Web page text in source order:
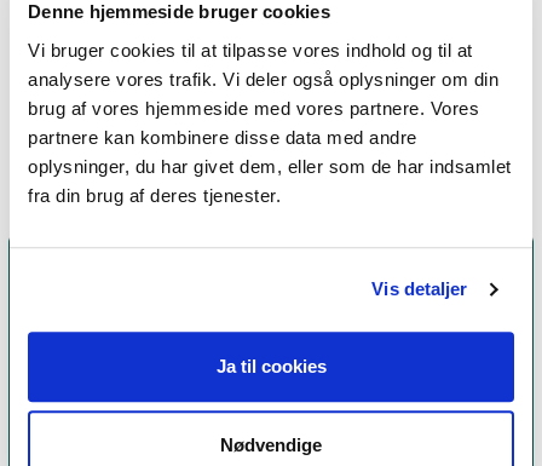
Denne hjemmeside bruger cookies
Vi bruger cookies til at tilpasse vores indhold og til at
analysere vores trafik. Vi deler også oplysninger om din
brug af vores hjemmeside med vores partnere. Vores
partnere kan kombinere disse data med andre
oplysninger, du har givet dem, eller som de har indsamlet
fra din brug af deres tjenester.
Vis detaljer
Ja til cookies
Nødvendige
Jeg praktiserer følgende
terapiformer
Organisk terapi